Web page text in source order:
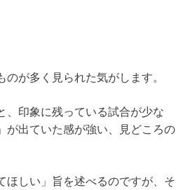
が多く見られた気がします。
、印象に残っている試合が少な
が出ていた感が強い、見どころの
しい」旨を述べるのですが、そ